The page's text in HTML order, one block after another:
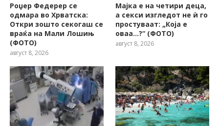
Роџер Федерер се
одмара во Хрватска:
Откри зошто секогаш се
враќа на Мали Лошињ
(ФОТО)
август 8, 2026
Мајка е на четири деца,
а секси изгледот не ѝ го
простуваат: „Која е
оваа…?“ (ФОТО)
август 8, 2026